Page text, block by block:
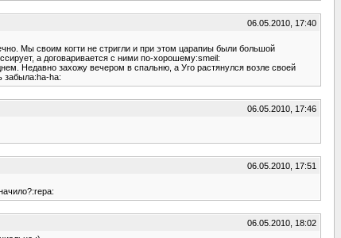
06.05.2010, 17:40
Мы своим когти не стригли и при этом царапиы были большой
а договаривается с ними по-хорошему:smeil:
Недавно захожу вечером в спальню, а Уго растянулся возле своей
забыла:ha-ha:
06.05.2010, 17:46
06.05.2010, 17:51
06.05.2010, 18:02